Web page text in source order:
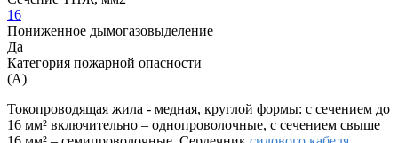
16
Пониженное дымогазовыделение
Да
Категория пожарной опасности
(A)
Токопроводящая жила - медная, круглой формы: с сечением до
16 мм² включительно – однопроволочные, с сечением свыше